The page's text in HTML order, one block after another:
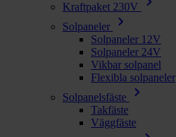
Kraftpaket 230V
Solpaneler chevron_right
Solpaneler 12V
Solpaneler 24V
Vikbar solpanel
Flexibla solpaneler
Solpanelsfäste
chevron_right
Takfäste
Väggfäste